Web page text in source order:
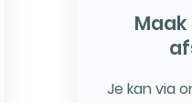
Je kan via